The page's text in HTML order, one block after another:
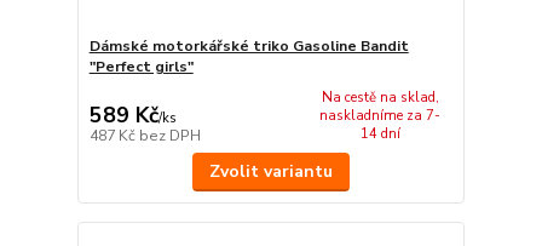
Dámské motorkářské triko Gasoline Bandit
"Perfect girls"
589 Kč/ks
487 Kč bez DPH
Na cestě na sklad,
naskladníme za 7-
14 dní
Zvolit variantu